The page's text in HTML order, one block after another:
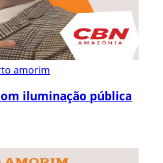
amorim
iluminação pública